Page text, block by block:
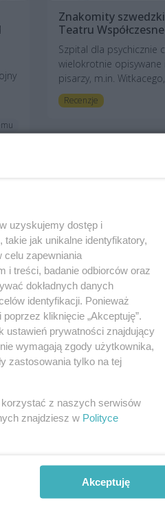
Znakomity
Teatru
Szpital dla psychicznie
wielokrotnie
pisarzy, m.in.
Recenzje
Muzyczna
Neuma „Szkice”
Pewnie wiele osób ze
fakt pojawienia się
płytowych tego
Recenzje
uzyskujemy dostęp i
jak unikalne identyfikatory,
celu zapewniania
i treści, badanie odbiorców oraz
dokładnych danych
identyfikacji. Ponieważ
kliknięcie „Akceptuję”.
ustawień prywatności znajdujący
wymagają zgody użytkownika,
zastosowania tylko na tej
z naszych serwisów
znajdziesz w Polityce
Akceptuję